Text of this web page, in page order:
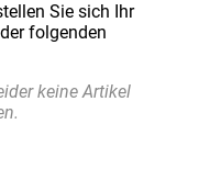
Sie sich Ihr
folgenden
keine Artikel